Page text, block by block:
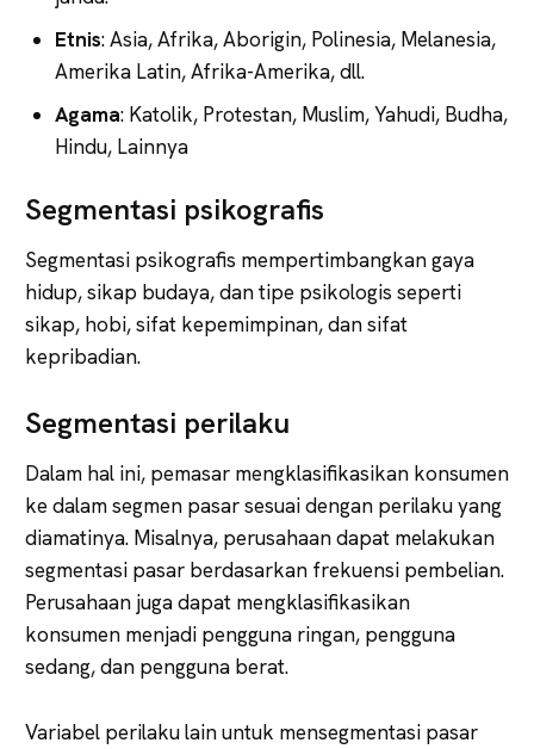
Etnis: Asia, Afrika, Aborigin, Polinesia, Melanesia,
Amerika Latin, Afrika-Amerika, dll.
Agama: Katolik, Protestan, Muslim, Yahudi, Budha,
Hindu, Lainnya
Segmentasi psikografis
Segmentasi psikografis mempertimbangkan gaya
hidup, sikap budaya, dan tipe psikologis seperti
sikap, hobi, sifat kepemimpinan, dan sifat
kepribadian.
Segmentasi perilaku
Dalam hal ini, pemasar mengklasifikasikan konsumen
ke dalam segmen pasar sesuai dengan perilaku yang
diamatinya. Misalnya, perusahaan dapat melakukan
segmentasi pasar berdasarkan frekuensi pembelian.
Perusahaan juga dapat mengklasifikasikan
konsumen menjadi pengguna ringan, pengguna
sedang, dan pengguna berat.
Variabel perilaku lain untuk mensegmentasi pasar